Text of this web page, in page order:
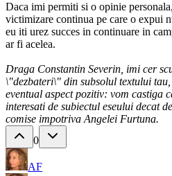
Daca imi permiti si o opinie
victimizare continua pe care o expui
eu iti urez succes in continuare in
ar fi acelea.
Draga Constantin Severin, imi cer
\"dezbateri\" din subsolul textului
eventual aspect pozitiv: vom castiga
interesati de subiectul eseului decat
comise impotriva Angelei Furtuna.
0
AF